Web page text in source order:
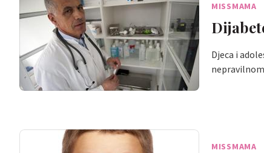
MISSMAMA
Djeca i
MISSMAMA